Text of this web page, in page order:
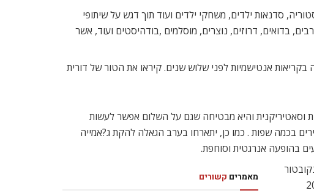
סדנאות ילדים, משחקי ילדים ועוד תוך דגש על שיתופי
בדואים, דרוזים, נוצרים, מוסלמים ,בודהיסטים ועוד, אשר
אנטישמיות לפני שלוש שנים. קיראו את הטור של דורית
והיא מבטיחה שגם על השלום אפשר לעשות
בכמה שפות . כמו כן, יתארחו בערב הגאלה להקת ג?אמייה
מאמרים קשורים
החשוב בעולם בשנת 2015